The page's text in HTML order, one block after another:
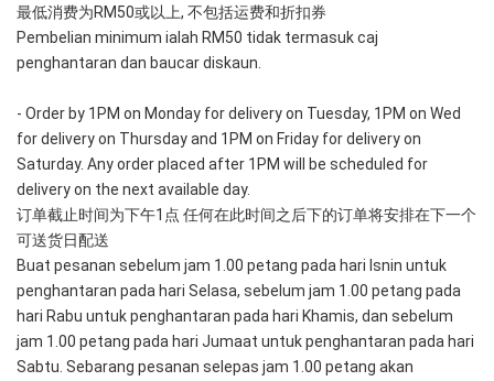
最低消费为RM50或以上, 不包括运费和折扣券
Pembelian minimum ialah RM50 tidak termasuk caj
penghantaran dan baucar diskaun.
- Order by 1PM on Monday for delivery on Tuesday, 1PM on Wed
for delivery on Thursday and 1PM on Friday for delivery on
Saturday. Any order placed after 1PM will be scheduled for
delivery on the next available day.
订单截止时间为下午1点 任何在此时间之后下的订单将安排在下一个
可送货日配送
Buat pesanan sebelum jam 1.00 petang pada hari Isnin untuk
penghantaran pada hari Selasa, sebelum jam 1.00 petang pada
hari Rabu untuk penghantaran pada hari Khamis, dan sebelum
jam 1.00 petang pada hari Jumaat untuk penghantaran pada hari
Sabtu. Sebarang pesanan selepas jam 1.00 petang akan